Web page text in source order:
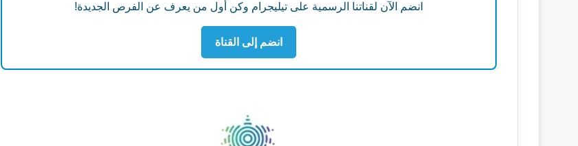
انضم الآن لقناتنا الرسمية على تيليجرام وكن أول من يعرف عن الفرص الجديدة!
انضم إلى القناة